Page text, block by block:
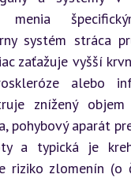
systém stráca
zaťažuje vyšší
alebo
znížený
pohybový aparát
a typická je
riziko zlomenín (o